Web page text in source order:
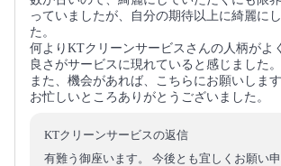
っていましたが、自分の期待以上に綺麗に
た。
何よりKTクリーンサービスさんの人柄がよ
良さがサービスに現れていると感じました。
また、機会があれば、こちらにお願いします
お忙しいところありがとうございました。
KTクリーンサービスの返信
有難う御座います。 今後とも宜しくお願い